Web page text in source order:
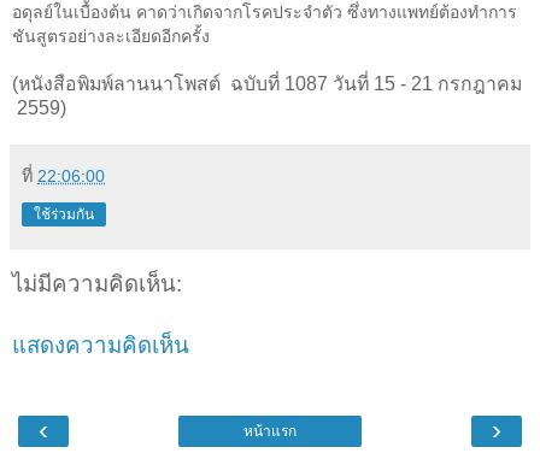
อดุลย์ในเบื้องต้น คาดว่าเกิดจากโรคประจำตัว ซึ่งทางแพทย์ต้องทำการ
ชันสูตรอย่างละเอียดอีกครั้ง
(หนังสือพิมพ์ลานนาโพสต์ ฉบับที่ 1087 วันที่ 15 - 21 กรกฎาคม
2559)
ที่ 22:06:00
ใช้ร่วมกัน
ไม่มีความคิดเห็น:
แสดงความคิดเห็น
‹ ›
หน้าแรก